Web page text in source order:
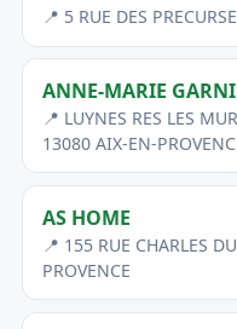
📍 5 RUE DES
ANNE-MARIE
📍 LUYNES RES LES
13080 AIX-EN-
AS HOME
📍 155 RUE CHARLES
PROVENCE